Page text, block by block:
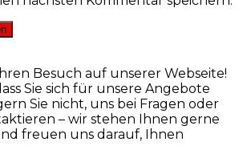
Besuch auf unserer Webseite!
Sie sich für unsere Angebote
Sie nicht, uns bei Fragen oder
– wir stehen Ihnen gerne
freuen uns darauf, Ihnen